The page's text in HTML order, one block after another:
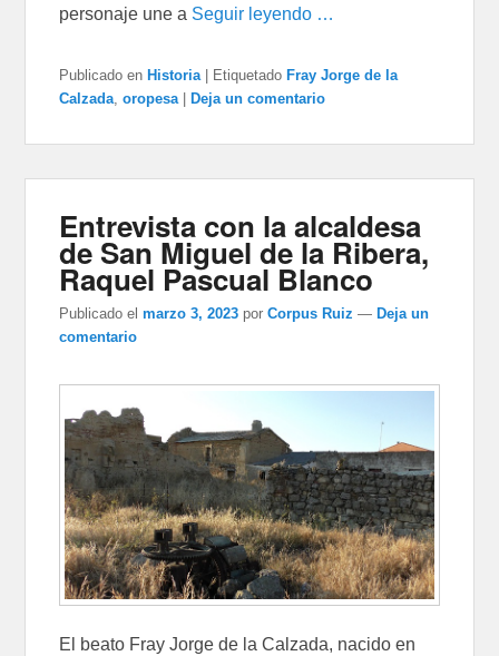
personaje une a Seguir leyendo …
Publicado en Historia Etiquetado Fray Jorge de la
Calzada,oropesa Deja un comentario
Entrevista con la alcaldesa
de San Miguel de la Ribera,
Raquel Pascual Blanco
Publicado el marzo 3, 2023 porCorpus Ruiz — Deja un
comentario
El beato Fray Jorge de la Calzada, nacido en